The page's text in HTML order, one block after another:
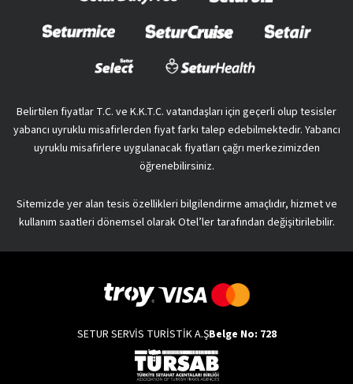
Belirtilen fiyatlar T.C. ve K.K.T.C. vatandaşları için geçerli olup tesisler
yabancı uyruklu misafirlerden fiyat farkı talep edebilmektedir. Yabancı
uyruklu misafirlere uygulanacak fiyatları çağrı merkezimizden
öğrenebilirsiniz.
Sitemizde yer alan tesis özellikleri bilgilendirme amaçlıdır, hizmet ve
kullanım saatleri dönemsel olarak Otel’ler tarafından değişitirilebilir.
SETUR SERVİS TURİSTİK A.ŞBelge No: 728